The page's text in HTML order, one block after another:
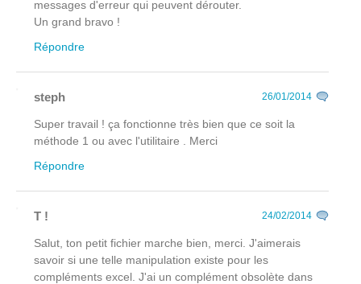
messages d'erreur qui peuvent dérouter.
Un grand bravo !
Répondre
steph 26/01/2014
Super travail ! ça fonctionne très bien que ce soit la
méthode 1 ou avec l'utilitaire . Merci
Répondre
T ! 24/02/2014
Salut, ton petit fichier marche bien, merci. J'aimerais
savoir si une telle manipulation existe pour les
compléments excel. J'ai un complément obsolète dans